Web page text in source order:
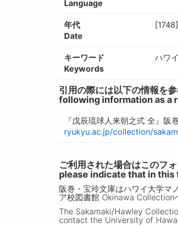
Language
年代
Date
[1748]
キーワード
Keywords
ハワ
引用の際には以下の情報を
following information as a
『戊辰琉球人来朝之式 全』
ryukyu.ac.jp/collection/
ご利用された場合はこのフ
please indicate that in this
阪巻・宝玲文庫はハワイ大学マ
ア校図書館 Okinawa Collection
The Sakamaki/Hawley
contact the University of